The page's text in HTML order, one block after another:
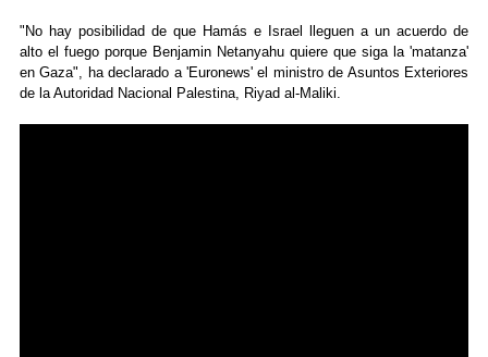
"No hay posibilidad de que Hamás e Israel lleguen a un acuerdo de
alto el fuego porque Benjamin Netanyahu quiere que siga la 'matanza'
en Gaza", ha declarado a 'Euronews' el ministro de Asuntos Exteriores
de la Autoridad Nacional Palestina, Riyad al-Maliki.